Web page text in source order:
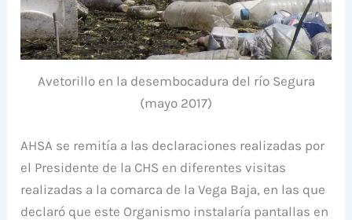
Avetorillo en la desembocadura del río Segura
(mayo 2017)
AHSA se remitía a las declaraciones realizadas por
el Presidente de la CHS en diferentes visitas
realizadas a la comarca de la Vega Baja, en las que
declaró que este Organismo instalaría pantallas en